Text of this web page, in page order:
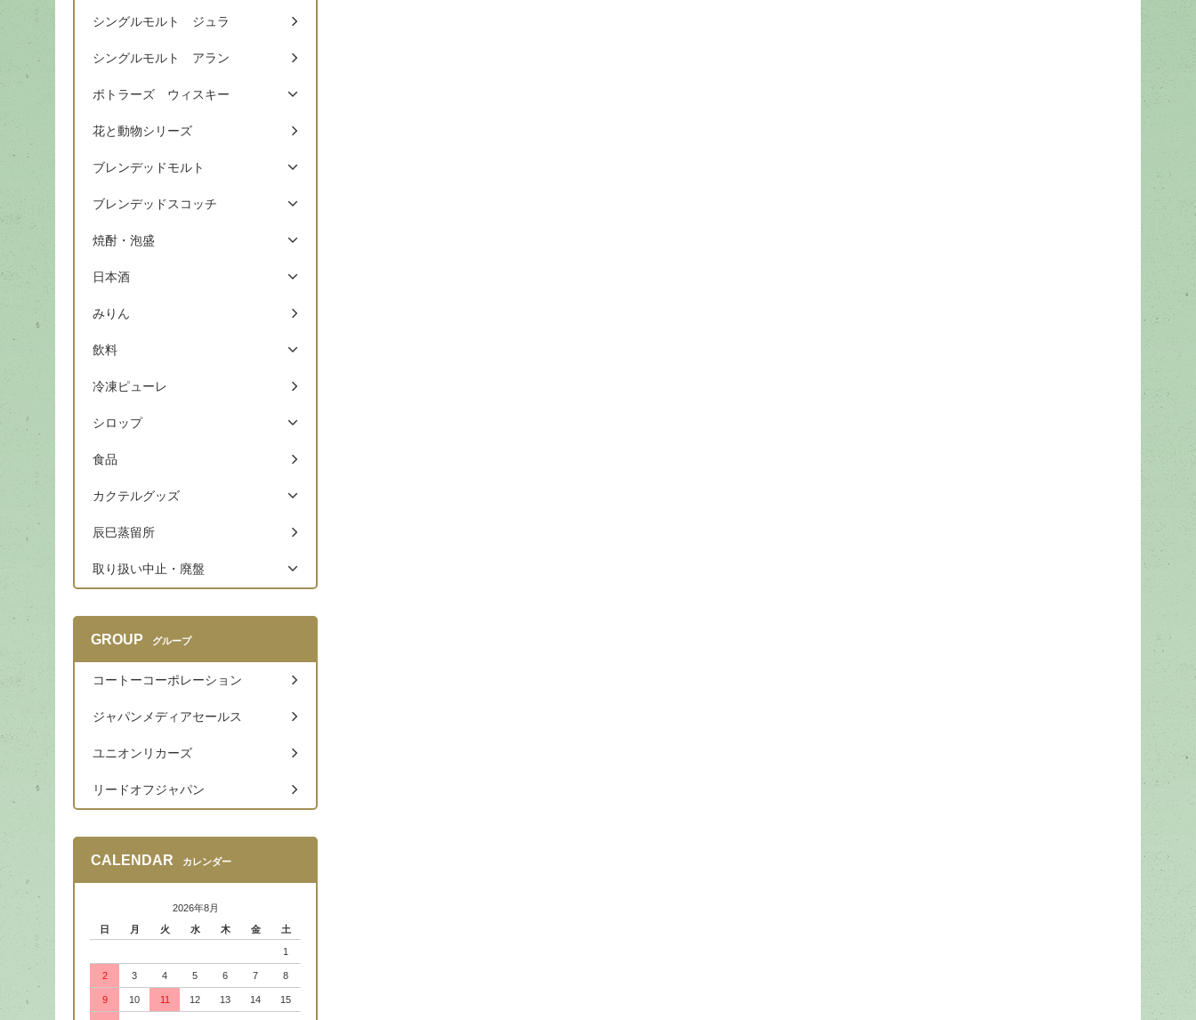
シングルモルト ジュラ
シングルモルト アラン
ボトラーズ ウィスキー
花と動物シリーズ
ブレンデッドモルト
ブレンデッドスコッチ
焼酎・泡盛
日本酒
みりん
飲料
冷凍ピューレ
シロップ
食品
カクテルグッズ
辰巳蒸留所
取り扱い中止・廃盤
GROUP グループ
コートーコーポレーション
ジャパンメディアセールス
ユニオンリカーズ
リードオフジャパン
CALENDAR カレンダー
2026年8月
日
月 火 水 木 金 土
1
2 3 4 5 6 7 8
9 10 11 12 13 14 15